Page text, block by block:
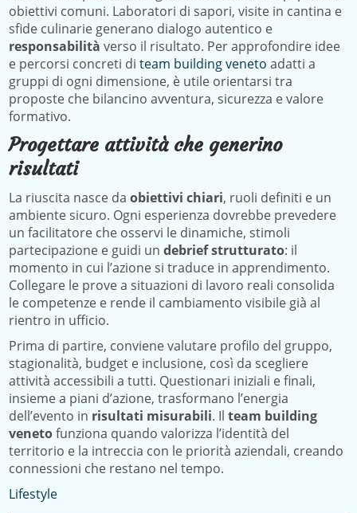
obiettivi comuni. Laboratori di sapori, visite in cantina e
sfide culinarie generano dialogo autentico e
responsabilità verso il risultato. Per approfondire idee
e percorsi concreti diteam building veneto adatti a
gruppi di ogni dimensione, è utile orientarsi tra
proposte che bilancino avventura, sicurezza e valore
formativo.
Progettare attività che generino
risultati
La riuscita nasce daobiettivi chiari, ruoli definiti e un
ambiente sicuro. Ogni esperienza dovrebbe prevedere
un facilitatore che osservi le dinamiche, stimoli
partecipazione e guidi undebrief strutturato: il
momento in cui l’azione si traduce in apprendimento.
Collegare le prove a situazioni di lavoro reali consolida
le competenze e rende il cambiamento visibile già al
rientro in ufficio.
Prima di partire, conviene valutare profilo del gruppo,
stagionalità, budget e inclusione, così da scegliere
attività accessibili a tutti. Questionari iniziali e finali,
insieme a piani d’azione, trasformano l’energia
dell’evento in risultati misurabili. Ilteam building
venetofunziona quando valorizza l’identità del
territorio e la intreccia con le priorità aziendali, creando
connessioni che restano nel tempo.
Lifestyle